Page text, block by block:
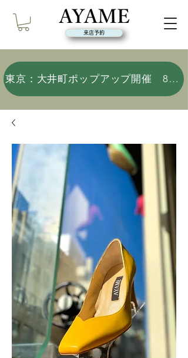
来店予約
東京：大井町ポップアップ開催 8/9(日)